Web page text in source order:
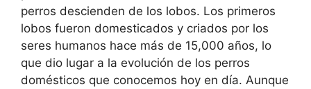
perros descienden de los lobos. Los primeros
lobos fueron domesticados y criados por los
seres humanos hace más de 15,000 años, lo
que dio lugar a la evolución de los perros
domésticos que conocemos hoy en día. Aunque